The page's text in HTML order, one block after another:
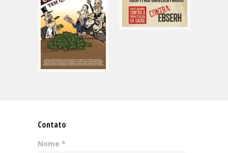
Contato
Nome *